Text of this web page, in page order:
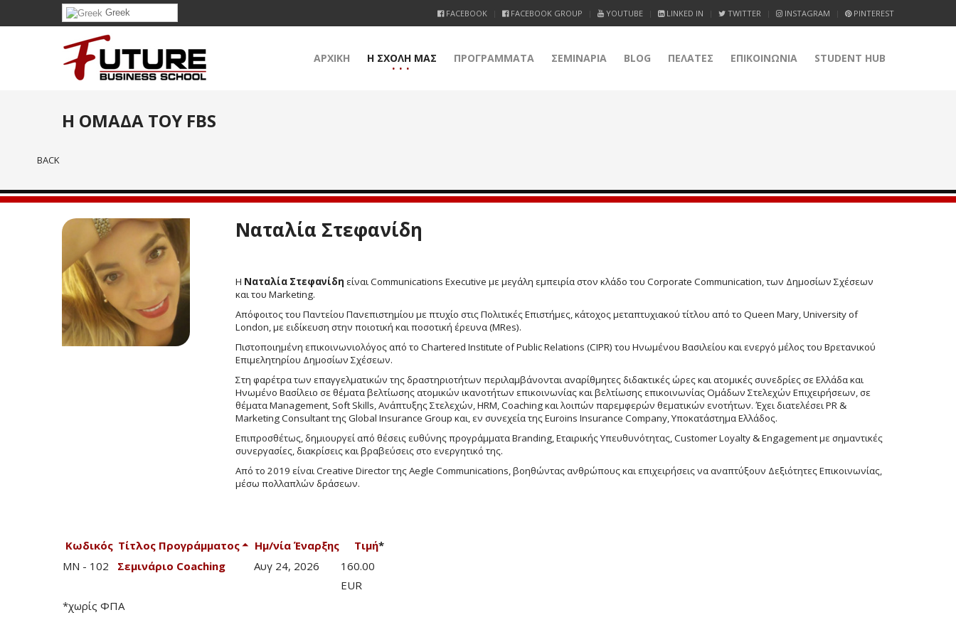
Greek FACEBOOK FACEBOOK GROUP YOUTUBE LINKED IN TWITTER INSTAGRAM PINTEREST
ΑΡΧΙΚΗ Η ΣΧΟΛΗ ΜΑΣ ΠΡΟΓΡΑΜΜΑΤΑ ΣΕΜΙΝΑΡΙΑ BLOG ΠΕΛΑΤΕΣ ΕΠΙΚΟΙΝΩΝΙΑ STUDENT HUB
Η ΟΜΑΔΑ ΤΟΥ FBS
BACK
Ναταλία Στεφανίδη
Η Ναταλία Στεφανίδη είναι Communications Executive με μεγάλη εμπειρία στον κλάδο του Corporate Communication, των Δημοσίων Σχέσεων
και του Marketing.
Απόφοιτος του Παντείου Πανεπιστημίου με πτυχίο στις Πολιτικές Επιστήμες, κάτοχος μεταπτυχιακού τίτλου από το Queen Mary, University of
London, με ειδίκευση στην ποιοτική και ποσοτική έρευνα (MRes).
Πιστοποιημένη επικοινωνιολόγος από το Chartered Institute of Public Relations (CIPR) του Ηνωμένου Βασιλείου και ενεργό μέλος του Βρετανικού
Επιμελητηρίου Δημοσίων Σχέσεων.
Στη φαρέτρα των επαγγελματικών της δραστηριοτήτων περιλαμβάνονται αναρίθμητες διδακτικές ώρες και ατομικές συνεδρίες σε Ελλάδα και
Ηνωμένο Βασίλειο σε θέματα βελτίωσης ατομικών ικανοτήτων επικοινωνίας και βελτίωσης επικοινωνίας Ομάδων Στελεχών Επιχειρήσεων, σε
θέματα Management, Soft Skills, Ανάπτυξης Στελεχών, HRM, Coaching και λοιπών παρεμφερών θεματικών ενοτήτων. Έχει διατελέσει PR &
Marketing Consultant της Global Insurance Group και, εν συνεχεία της Euroins Insurance Company, Υποκατάστημα Ελλάδος.
Επιπροσθέτως, δημιουργεί από θέσεις ευθύνης προγράμματα Branding, Εταιρικής Υπευθυνότητας, Customer Loyalty & Engagement με σημαντικές
συνεργασίες, διακρίσεις και βραβεύσεις στο ενεργητικό της.
Από το 2019 είναι Creative Director της Aegle Communications, βοηθώντας ανθρώπους και επιχειρήσεις να αναπτύξουν Δεξιότητες Επικοινωνίας,
μέσω πολλαπλών δράσεων.
Κωδικός Τίτλος Προγράμματος Ημ/νία Έναρξης Τιμή*
MN - 102
Σεμινάριο Coaching Αυγ 24, 2026
160.00
EUR
*χωρίς ΦΠΑ